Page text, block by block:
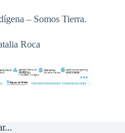
– Somos Tierra.
Roca